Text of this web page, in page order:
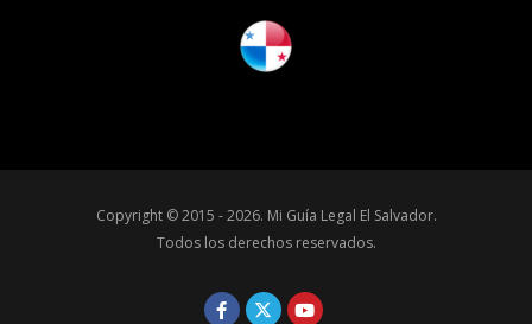
Copyright © 2015 - 2026. Mi Guía Legal El Salvador.
Todos los derechos reservados.